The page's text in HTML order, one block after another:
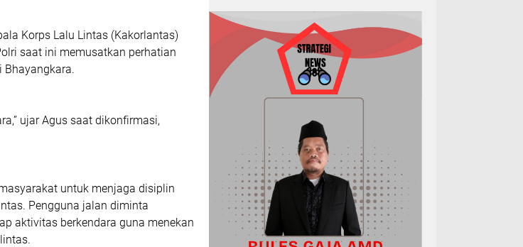
Korps Lalu Lintas (Kakorlantas)
saat ini memusatkan perhatian
Bhayangkara.
ujar Agus saat dikonfirmasi,
untuk menjaga disiplin
Pengguna jalan diminta
aktivitas berkendara guna menekan